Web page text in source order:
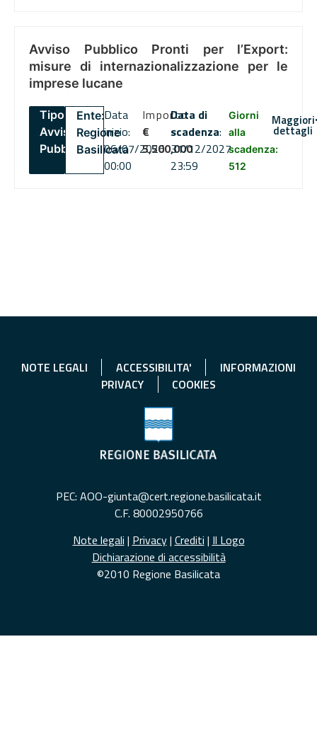
Avviso Pubblico Pronti per l’Export:
misure di internazionalizzazione per le
imprese lucane
Tipo:
Avviso
Pubblico
Ente:
Regione
Basilicata
Data
inizio:
06/07/2026
00:00
Importo
€
5,500,000
Data di
scadenza:
31/12/2027
23:59
Giorni
alla
scadenza:
512
Maggiori
dettagli
NOTE LEGALI ACCESSIBILITA'
INFORMAZIONI
PRIVACY
COOKIES
PEC: AOO-giunta@cert.regione.basilicata.it
C.F. 80002950766
Note legali | Privacy| Crediti | Il Logo
Dichiarazione di accessibilità
©2010 Regione Basilicata